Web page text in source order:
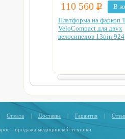
110 560 Р
В
Платформа на фаркоп
VeloCompact для двух
велосипедов 13pin 924
Оплата | Доставка | Гарантия |
- продажа медицинской техники